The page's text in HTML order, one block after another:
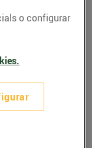
o configurar